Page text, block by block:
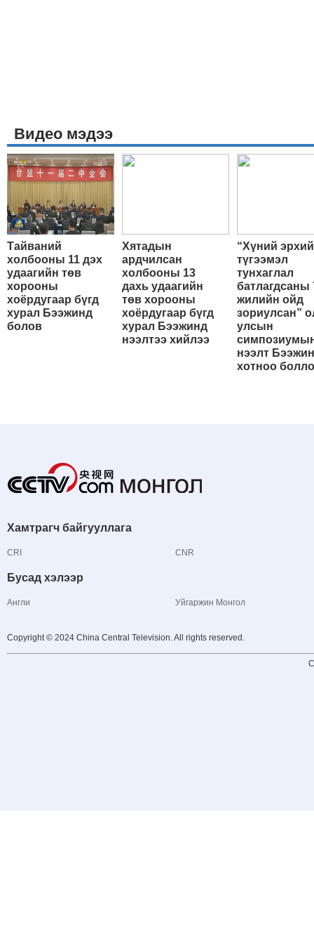
Видео мэдээ
Тайваний
холбооны 11 дэх
удаагийн төв
хорооны
хоёрдугаар бүгд
хурал Бээжинд
болов
Хятадын
ардчилсан
холбооны 13
дахь удаагийн
төв хорооны
хоёрдугаар бүгд
хурал Бээжинд
нээлтээ хийлээ
“Хүний
түгээмэл
тунхаглал
батлагдсаны
жилийн ойд
зориулсан”
улсын
нээлт Бээжин
хотноо
Хамтрагч байгууллага
CRI CNR
Бусад хэлээр
Англи Уйгаржин Монгол
Copyright © 2024 China Central Television. All rights reserved.